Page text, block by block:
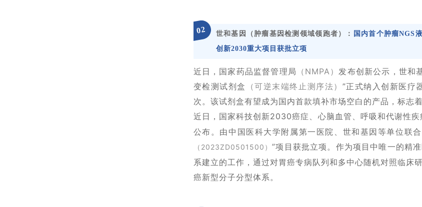
02 世和基因（肿瘤基因检测领域领跑者）： 国内首个肿瘤NGS
创新2030重大项目获批立项
近日，国家药品监督管理局 （NMPA）发布创新公示，世和
变检测试剂盒
（可逆末端终止测序法） ”正式纳入创新医疗
次。该试剂盒有望成为国内首款填补市场空白的产品，标志
近日，国家科技创新2030癌症、心脑血管、呼吸和代谢性
公布。由中国医科大学附属第一医院、世和基因等单位联
（2023ZD0501500）”项目获批立项。作为项目中唯一的精
系建立的工作，通过对胃癌专病队列和多中心随机对照临床
癌新型分子分型体系。